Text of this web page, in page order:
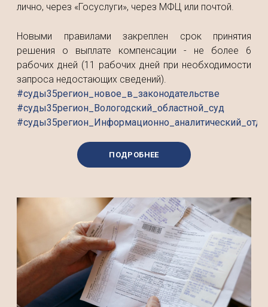
лично, через «Госуслуги», через МФЦ или почтой.
Новыми правилами закреплен срок принятия
решения о выплате компенсации - не более 6
рабочих дней (11 рабочих дней при необходимости
запроса недостающих сведений).
#суды35регион_новое_в_законодательстве
#суды35регион_Вологодский_областной_суд
ПОДРОБНЕЕ